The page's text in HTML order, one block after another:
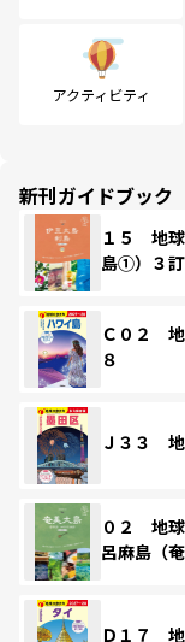
アクティビティ
新刊ガイドブック
１５ 地
島①）３
Ｃ０２
８
Ｊ３３
０２ 地
呂麻島（
Ｄ１７